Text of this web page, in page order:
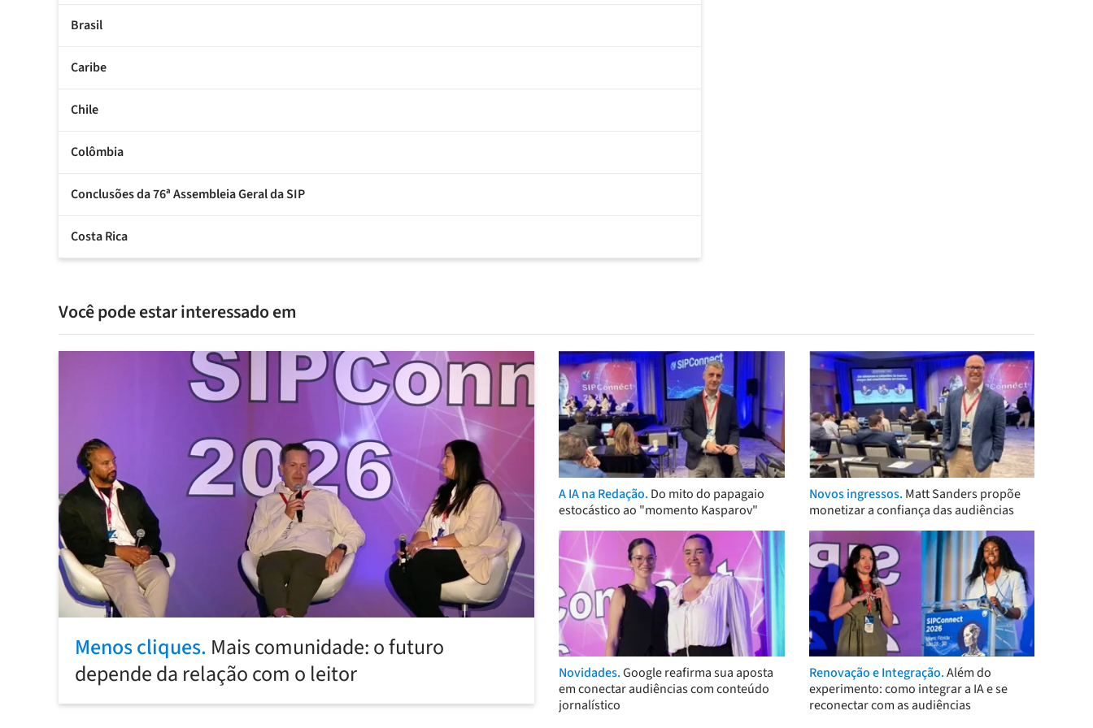
Brasil
Caribe
Chile
Colômbia
Conclusões da 76ª Assembleia Geral da SIP
Costa Rica
Você pode estar interessado em
Menos cliques. Mais comunidade: o futuro
depende da relação com o leitor
A IA na Redação. Do mito do papagaio
estocástico ao "momento Kasparov"
Novos ingressos. Matt Sanders propõe
monetizar a confiança das audiências
Novidades.Google reafirma sua aposta
em conectar audiências com conteúdo
jornalístico
Renovação e Integração.Além do
experimento: como integrar a IA e se
reconectar com as audiências